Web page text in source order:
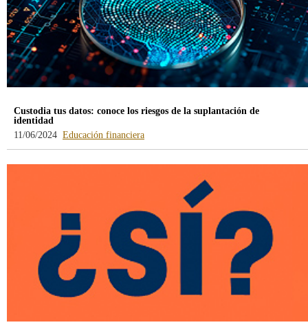
Custodia tus datos: conoce los riesgos de la suplantación de
identidad
11/06/2024 Educación financiera-
blog